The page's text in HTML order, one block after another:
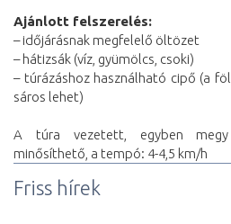
Ajánlott felszerelés:
– időjárásnak megfelelő öltözet
– hátizsák (víz, gyümölcs, csoki)
– túrázáshoz használható cipő (a
sáros lehet)
A túra vezetett, egyben
minősíthető, a tempó: 4-4,5 km/h
Friss hírek